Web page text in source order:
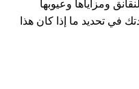
ومزاياها وعيوبها
في تحديد ما إذا كان هذا